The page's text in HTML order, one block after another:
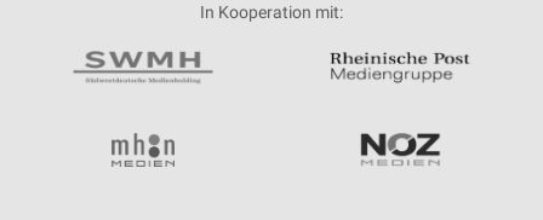
In Kooperation mit: